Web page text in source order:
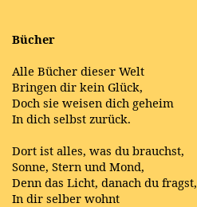
Bücher
Alle Bücher dieser Welt
Bringen dir kein Glück,
Doch sie weisen dich geheim
In dich selbst zurück.
Dort ist alles, was du brauchst,
Sonne, Stern und Mond,
Denn das Licht, danach du fragst,
In dir selber wohnt